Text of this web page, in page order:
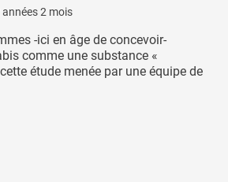
années 2 mois
-ici en âge de concevoir-
comme une substance «
étude menée par une équipe de